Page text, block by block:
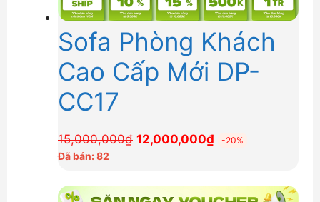
Sofa Phòng Khách
Cao Cấp Mới DP-
CC17
15,000,000₫ Giá
12,000,000₫Giá
-20%
Đã bán: 82